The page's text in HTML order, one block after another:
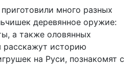
много разных
деревянное оружие:
а также оловянных
расскажут историю
на Руси, познакомят с